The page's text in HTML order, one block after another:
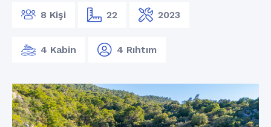
8 Kişi 22 2023
4 Kabin 4 Rıhtım